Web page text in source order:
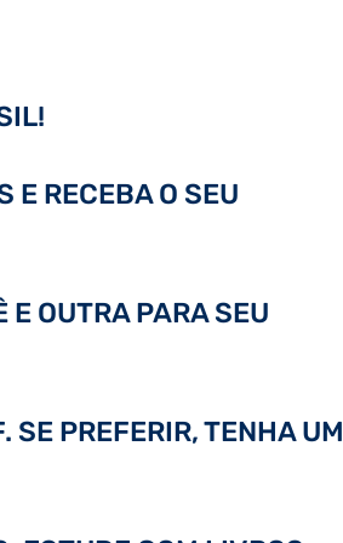
E RECEBA O SEU
OUTRA PARA SEU
SE PREFERIR, TENHA UM